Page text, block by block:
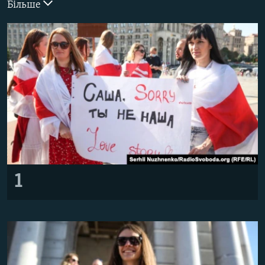
СВІДЧЕННЯ ОКУПАЦІЇ
УКРАЇНСЬКА ПРОБЛЕМА КРИМУ
ІНФОГРАФІКА
Русский
Qırımtatar
ДОЛУЧАЙСЯ!
Усі сайти RFE/RL
Більше
1